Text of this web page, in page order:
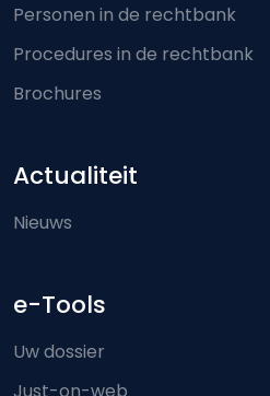
Personen in de rechtbank
Procedures in de rechtbank
Brochures
Actualiteit
Nieuws
e-Tools
Uw dossier